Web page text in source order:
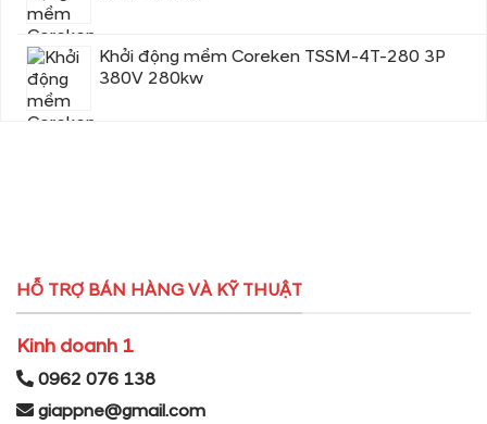
Khởi động mềm Coreken TSSM-4T-280 3P
380V 280kw
HỖ TRỢ BÁN HÀNG VÀ KỸ THUẬT
Kinh doanh 1
0962 076 138
giappne@gmail.com